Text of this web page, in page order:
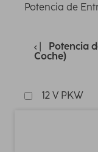
Potencia de
Potencia
Coche)
12 V PKW